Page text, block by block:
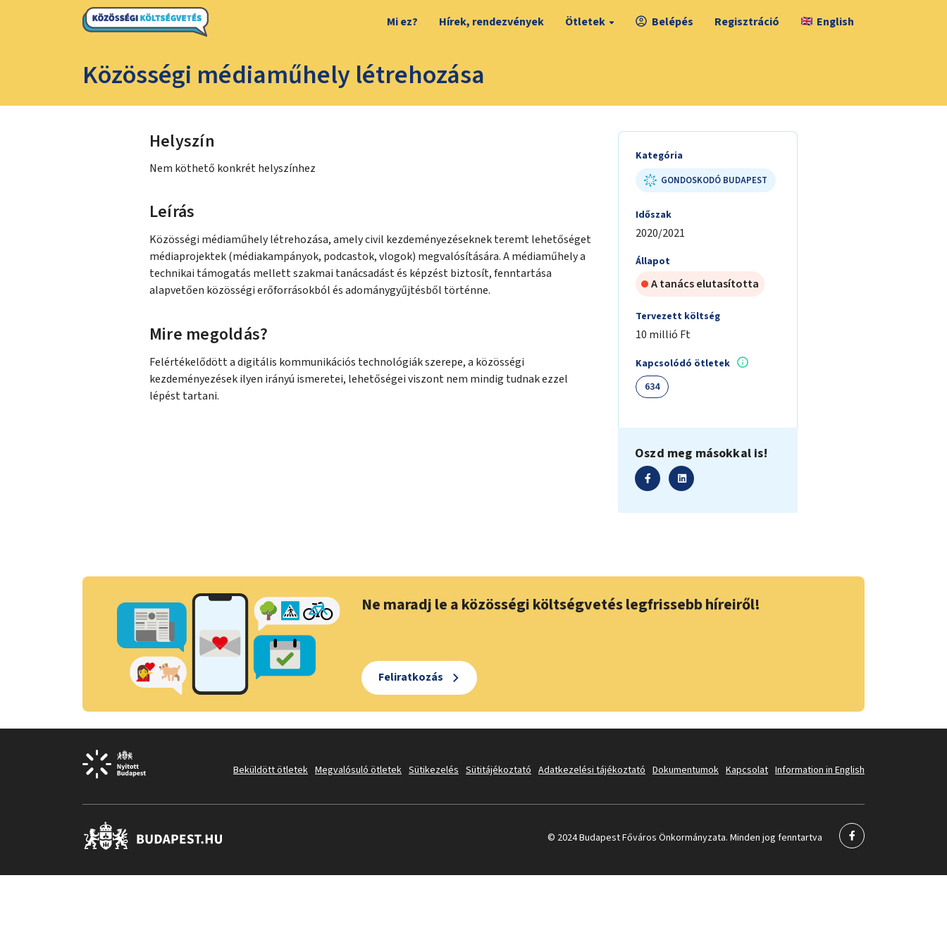
Mi ez? Hírek, rendezvények Ötletek Belépés Regisztráció English
Közösségi médiaműhely létrehozása
Helyszín
Nem köthető konkrét helyszínhez
Leírás
Közösségi médiaműhely létrehozása, amely civil kezdeményezéseknek teremt lehetőséget
médiaprojektek (médiakampányok, podcastok, vlogok) megvalósítására. A médiaműhely a
technikai támogatás mellett szakmai tanácsadást és képzést biztosít, fenntartása
alapvetően közösségi erőforrásokból és adománygyűjtésből történne.
Mire megoldás?
Felértékelődött a digitális kommunikációs technológiák szerepe, a közösségi
kezdeményezések ilyen irányú ismeretei, lehetőségei viszont nem mindig tudnak ezzel
lépést tartani.
Kategória
GONDOSKODÓ BUDAPEST
Időszak
2020/2021
Állapot
A tanács elutasította
Tervezett költség
10 millió Ft
Kapcsolódó ötletek
634
Oszd meg másokkal is!
Ne maradj le a közösségi költségvetés legfrissebb híreiről!
Feliratkozás
Beküldött ötletek Megvalósuló ötletek Sütikezelés Sütitájékoztató Adatkezelési tájékoztató Dokumentumok Kapcsolat Information in English
© 2024 Budapest Főváros Önkormányzata. Minden jog fenntartva